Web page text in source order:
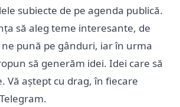
subiecte de pe agenda publică.
să aleg teme interesante, de
ne pună pe gânduri, iar în urma
să generăm idei. Idei care să
Vă aștept cu drag, în fiecare